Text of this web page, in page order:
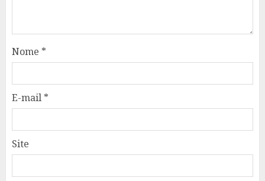
Nome *
E-mail *
Site